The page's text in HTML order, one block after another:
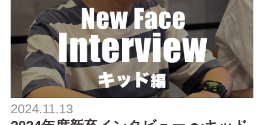
2024.11.13